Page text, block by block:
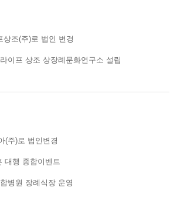
조(주)로 법인 변경
이프 상조 상장례문화연구소 설립
(주)로 법인변경
대행 종합이벤트
병원 장례식장 운영